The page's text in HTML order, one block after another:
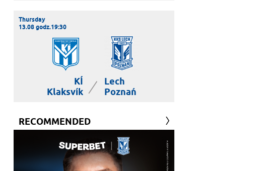
Thursday
13.08 godz.19:30
KÍ
Klaksvík
|
Lech
Poznań
RECOMMENDED